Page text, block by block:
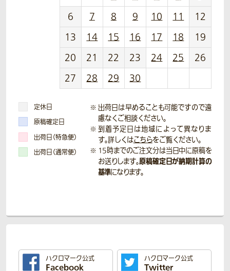
6
7 8 9 10 11
12
13
14 15 16 17 18
19
20
21 22 23 24 25
26
27
28 29 30
定休日
原稿確定日
出荷日（特急便）
出荷日（通常便）
出荷日は早めることも可能ですので遠
慮なくご相談ください。
到着予定日は地域によって異なりま
す。詳しくはこちらをご覧ください。
15時までのご注文分は当日中に原稿を
お送りします。原稿確定日が納期計算の
基準になります。
ハクロマーク公式
Facebook
ハクロマーク公式
Twitter